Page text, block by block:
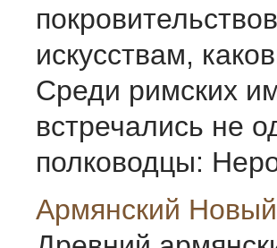
искусствам,
Среди римских
встречались не
полководцы:
Армянский